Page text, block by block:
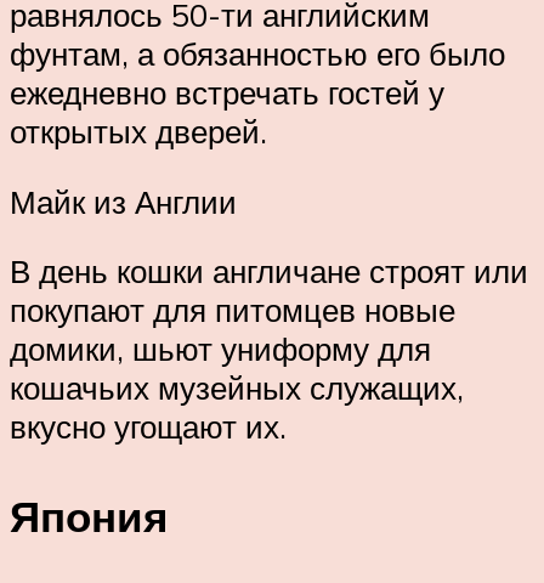
равнялось 50-ти английским
фунтам, а обязанностью его было
ежедневно встречать гостей у
открытых дверей.
Майк из Англии
В день кошки англичане строят или
покупают для питомцев новые
домики, шьют униформу для
кошачьих музейных служащих,
вкусно угощают их.
Япония